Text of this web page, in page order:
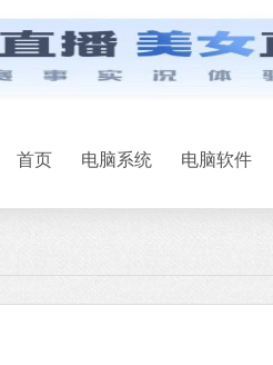
首页 电脑系统 电脑软件